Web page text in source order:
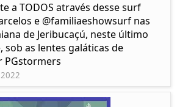
a TODOS através desse surf
e @familiaeshowsurf nas
de Jeribucaçú, neste último
as lentes galáticas de
PGstormers